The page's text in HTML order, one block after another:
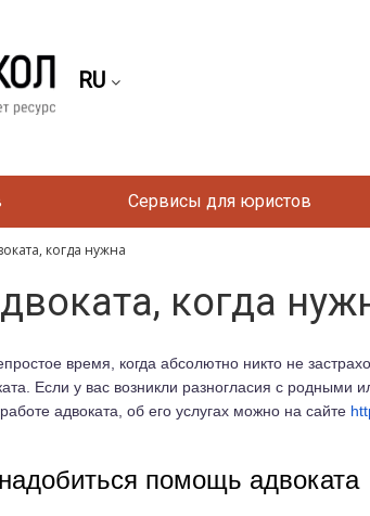
RU
Сервисы для юристов
когда нужна
когда
время, когда абсолютно никто не
Если у вас возникли разногласия с
адвоката, об его услугах можно на сайте
помощь адвоката